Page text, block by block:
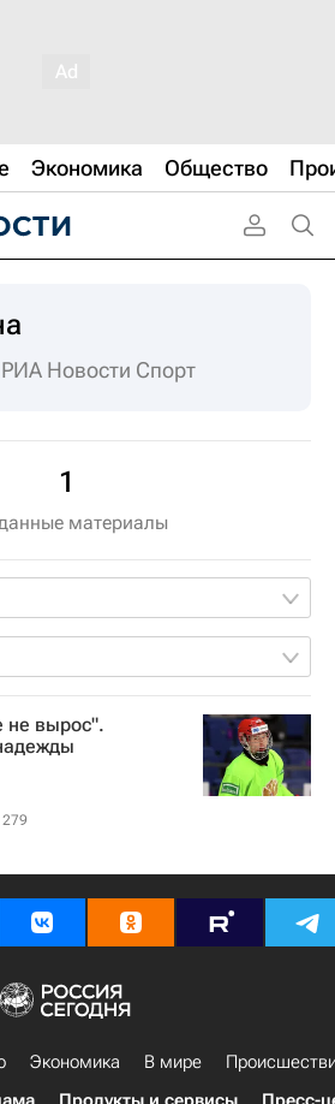
Экономика Общество
Новости Спорт
1
материалы
не вырос".
Экономика В мире